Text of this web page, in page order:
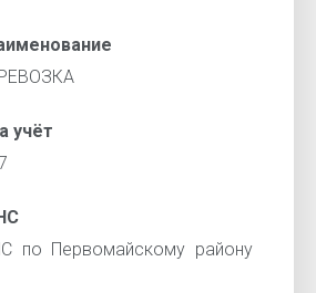
учёт
по Первомайскому району